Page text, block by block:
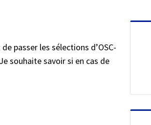
passer les sélections d’OSC-
souhaite savoir si en cas de